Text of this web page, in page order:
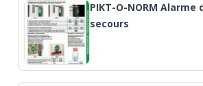
PIKT-O-NORM Alarme
secours